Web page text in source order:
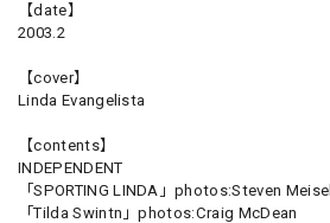
【date】
2003.2
【cover】
Linda Evangelista
【contents】
INDEPENDENT
「SPORTING LINDA」photos:Steven Meisel
「Tilda Swintn」photos:Craig McDean